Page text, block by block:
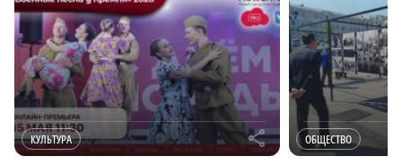
КУЛЬТУРА r ОБЩЕСТВО